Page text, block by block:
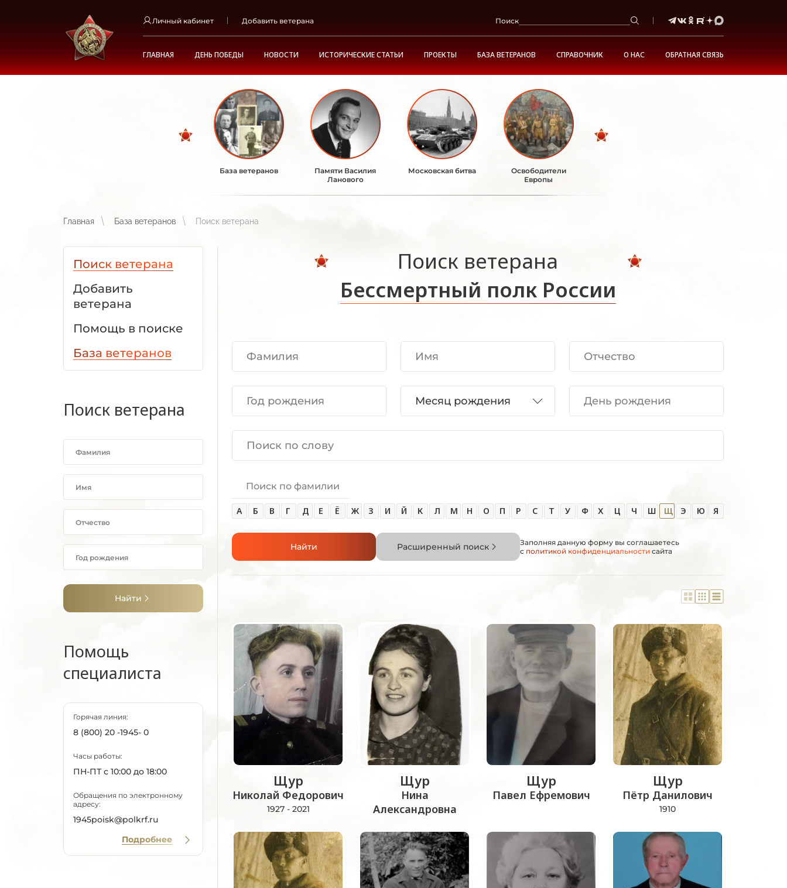
Личный кабинет Добавить ветерана Поиск
ГЛАВНАЯ ДЕНЬ ПОБЕДЫ НОВОСТИ ИСТОРИЧЕСКИЕ СТАТЬИ ПРОЕКТЫ БАЗА ВЕТЕРАНОВ СПРАВОЧНИК О НАС ОБРАТНАЯ СВЯЗЬ
База ветеранов
Памяти Василия
Ланового
Московская битва
Освободители
Европы
Главная База ветеранов Поиск ветерана
Поиск ветерана
Добавить
ветерана
Помощь в поиске
База ветеранов
Поиск ветерана
Найти
Помощь
специалиста
Горячая линия:
8 (800) 20 -1945- 0
Часы работы:
ПН-ПТ с 10:00 до 18:00
Обращения по электронному
адресу:
1945poisk@polkrf.ru
Подробнее
Поиск ветерана
Бессмертный полк России
Поиск по фамилии
А Б В Г Д Е Ё Ж З И Й К Л М Н О П Р С Т У Ф Х Ц Ч Ш Щ Э Ю Я
Найти Расширенный поиск
Заполняя данную форму вы соглашаетесь
с политикой конфиденциальности сайта
Щур
Николай Федорович
1927 - 2021
Щур
Нина
Александровна
Щур
Павел Ефремович
Щур
Пётр Данилович
1910